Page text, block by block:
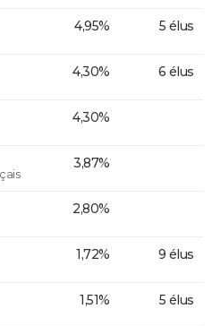
4,95% 5 élus
4,30% 6 élus
4,30%
3,87%
2,80%
1,72% 9 élus
1,51% 5 élus